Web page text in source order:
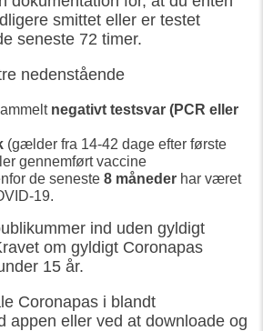
smittet eller er testet
seneste 72 timer.
nedenstående
negativt testsvar (PCR eller
(gælder fra 14-42 dage efter første
gennemført vaccine
de seneste 8 måneder har været
19.
ind uden gyldigt
om gyldigt Coronapas
15 år.
Coronapas i blandt
appen eller ved at downloade og